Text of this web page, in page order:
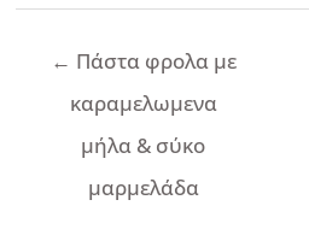
Πλοήγηση
← Πάστα φρολα με
καραμελωμενα
μήλα & σύκο
μαρμελάδα